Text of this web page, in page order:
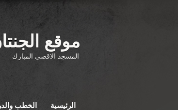
موقع
المسجد الاقصى المبارك
الرئيسية الخطب